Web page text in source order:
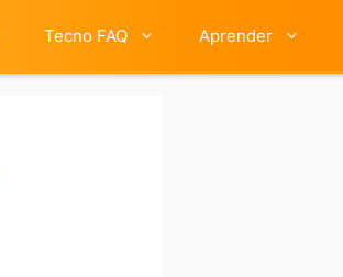
Tecno FAQ Aprender